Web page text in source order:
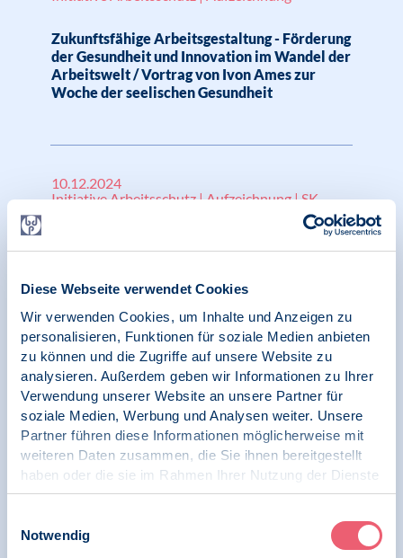
Diese Webseite verwendet Cookies
Wir verwenden Cookies, um Inhalte und Anzeigen zu
personalisieren, Funktionen für soziale Medien anbieten
zu können und die Zugriffe auf unsere Website zu
analysieren. Außerdem geben wir Informationen zu Ihrer
Verwendung unserer Website an unsere Partner für
soziale Medien, Werbung und Analysen weiter. Unsere
Partner führen diese Informationen möglicherweise mit
weiteren Daten zusammen, die Sie ihnen bereitgestellt
haben oder die sie im Rahmen Ihrer Nutzung der Dienste
gesammelt haben.
Notwendig
Zukunftsfähige Arbeitsgestaltung - Förderung
der Gesundheit und Innovation im Wandel der
Arbeitswelt / Vortrag von Ivon Ames zur
Woche der seelischen Gesundheit
10.12.2024
Initiative Arbeitsschutz | Aufzeichnung | SK
Entspannungshappen zum Mittag – drei
wieder aufzuladen / Vortrag von Hejko Bauer
zur Woche der seelischen Gesundheit
10.12.2024
Initiative Arbeitsschutz | Aufzeichnung | SK
Klinische Psychologie
Wenn die Nacht keine Ruhe bringt. Hilfe und
praktische Übungen / Vortrag von Heijko